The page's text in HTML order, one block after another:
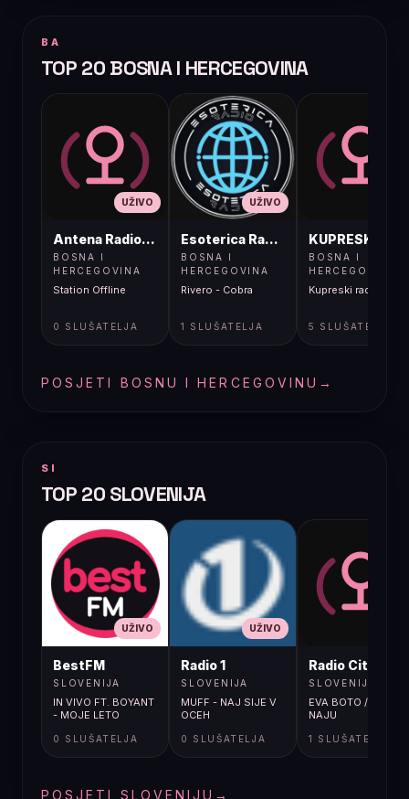
BA
TOP 20 BOSNA I HERCEGOVINA
UŽIVO
Antena Radio, Jelah Tešanj
BOSNA I
HERCEGOVINA
Station Offline
0 SLUŠATELJA
UŽIVO
Esoterica Radio S1
BOSNA I
HERCEGOVINA
Rivero - Cobra
1 SLUŠATELJA
BOSNA I
HERCEGOVINA
Kupreski radio
5 SLUŠATELJA
POSJETI BOSNU I HERCEGOVINU →
SI
TOP 20 SLOVENIJA
UŽIVO
BestFM
SLOVENIJA
IN VIVO FT. BOYANT
- MOJE LETO
0 SLUŠATELJA
UŽIVO
Radio 1
SLOVENIJA
MUFF - NAJ SIJE V
OCEH
0 SLUŠATELJA
Radio City
SLOVENIJA
EVA BOTO / ZA
NAJU
1 SLUŠATELJA
POSJETI SLOVENIJU →